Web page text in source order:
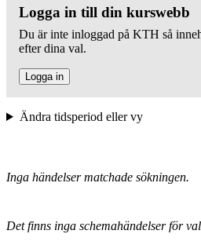
Logga in till din kurswebb
Du är inte inloggad på KTH så
efter dina val.
Logga in
Ändra tidsperiod eller vy
Inga händelser matchade sökningen.
Det finns inga schemahändelser för